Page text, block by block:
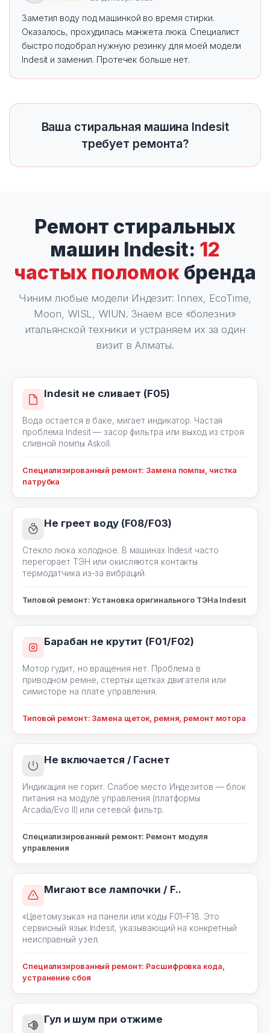
Заметил воду под машинкой во время стирки.
Оказалось, прохудилась манжета люка. Специалист
быстро подобрал нужную резинку для моей модели
Indesit и заменил. Протечек больше нет.
Ваша стиральная машина Indesit
требует ремонта?
Ремонт стиральных
машин Indesit: 12
частых поломокбренда
Чиним любые модели Индезит: Innex, EcoTime,
Moon, WISL, WIUN. Знаем все «болезни»
итальянской техники и устраняем их за один
визит в Алматы.
Indesit не сливает (F05)
Вода остается в баке, мигает индикатор. Частая
проблема Indesit — засор фильтра или выход из строя
сливной помпы Askoll.
Специализированный ремонт: Замена помпы, чистка
патрубка
Не греет воду (F08/F03)
Стекло люка холодное. В машинах Indesit часто
перегорает ТЭН или окисляются контакты
термодатчика из-за вибраций.
Типовой ремонт: Установка оригинального ТЭНа Indesit
Барабан не крутит (F01/F02)
Мотор гудит, но вращения нет. Проблема в
приводном ремне, стертых щетках двигателя или
симисторе на плате управления.
Типовой ремонт: Замена щеток, ремня, ремонт мотора
Не включается / Гаснет
Индикация не горит. Слабое место Индезитов — блок
питания на модуле управления (платформы
Arcadia/Evo II) или сетевой фильтр.
Специализированный ремонт: Ремонт модуля
управления
Мигают все лампочки / F..
«Цветомузыка» на панели или коды F01–F18. Это
сервисный язык Indesit, указывающий на конкретный
неисправный узел.
Специализированный ремонт: Расшифровка кода,
устранение сбоя
Гул и шум при отжиме